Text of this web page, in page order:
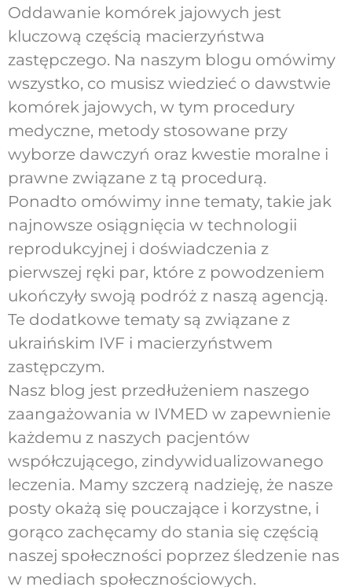
Oddawanie komórek jajowych jest
kluczową częścią macierzyństwa
zastępczego. Na naszym blogu omówimy
wszystko, co musisz wiedzieć o dawstwie
komórek jajowych, w tym procedury
medyczne, metody stosowane przy
wyborze dawczyń oraz kwestie moralne i
prawne związane z tą procedurą.
Ponadto omówimy inne tematy, takie jak
najnowsze osiągnięcia w technologii
reprodukcyjnej i doświadczenia z
pierwszej ręki par, które z powodzeniem
ukończyły swoją podróż z naszą agencją.
Te dodatkowe tematy są związane z
ukraińskim IVF i macierzyństwem
zastępczym.
Nasz blog jest przedłużeniem naszego
zaangażowania w IVMED w zapewnienie
każdemu z naszych pacjentów
współczującego, zindywidualizowanego
leczenia. Mamy szczerą nadzieję, że nasze
posty okażą się pouczające i korzystne, i
gorąco zachęcamy do stania się częścią
naszej społeczności poprzez śledzenie nas
w mediach społecznościowych.